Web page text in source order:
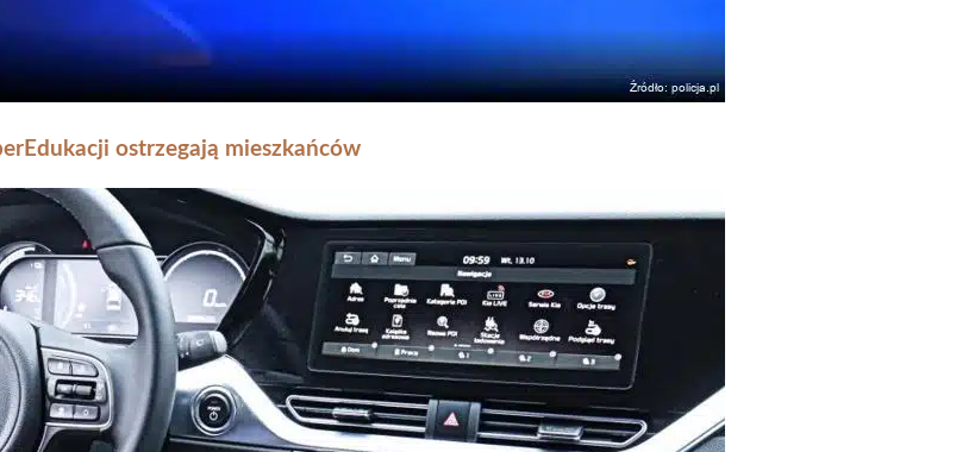
ostrzegają mieszkańców